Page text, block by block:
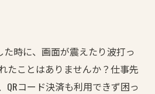
た時に、画面が震えたり波打っ
たことはありませんか？仕事先
QRコード決済も利用できず困っ